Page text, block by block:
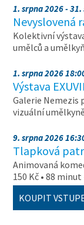
1. srpna 2026 -
Nevyslovená
Kolektivní
umělců a
1. srpna 2026
Výstava
Galerie Nemezis
vizuální
9. srpna 2026
Tlapková
Animovaná
150 Kč • 88
KOUPIT